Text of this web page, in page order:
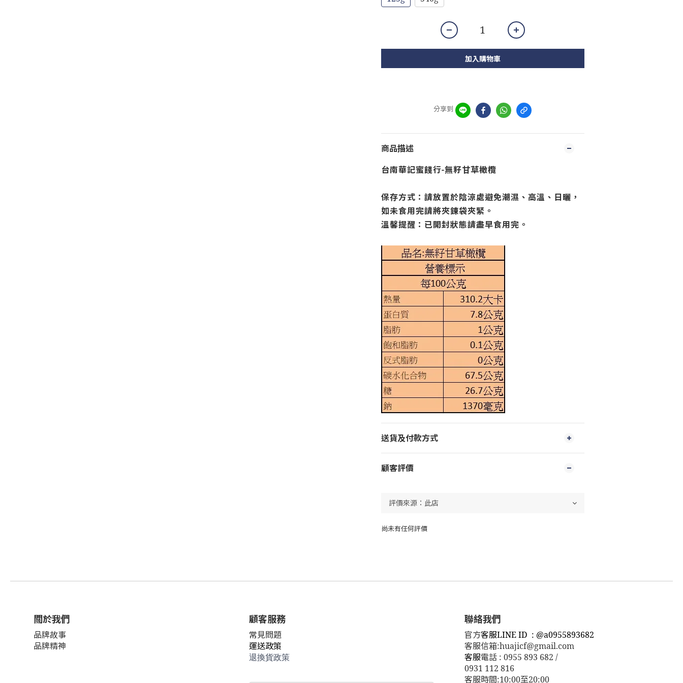
加入購物車
分享到
商品描述
台南華記蜜餞行-無籽甘草橄欖
保存方式：請放置於陰涼處避免潮濕、高溫、日曬，
如未食用完請將夾鍊袋夾緊。
溫馨提醒：已開封狀態請盡早食用完。
送貨及付款方式
顧客評價
尚未有任何評價
關於我們
品牌故事
品牌精神
顧客服務
常見問題
運送政策
退換貨政策
聯絡我們
官方客服LINE ID : @a0955893682
客服信箱:huajicf@gmail.com
客服電話 : 0955 893 682 /
0931 112 816
客服時間:10:00至20:00